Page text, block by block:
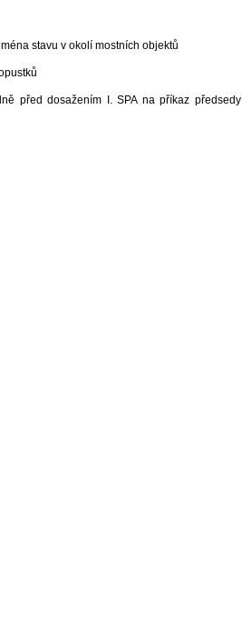
stavu v okolí mostních objektů
před dosažením I. SPA na příkaz předsedy